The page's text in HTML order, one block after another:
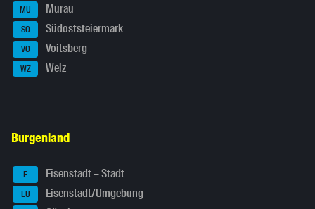
MU Murau
SO Südoststeiermark
VO Voitsberg
WZ Weiz
Burgenland
E Eisenstadt – Stadt
EU Eisenstadt/Umgebung